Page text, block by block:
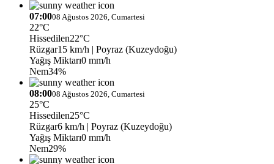
07:0008 Ağustos 2026, Cumartesi
22°C
Hissedilen22°C
Rüzgar15 km/h | Poyraz (Kuzeydoğu)
Yağış Miktarı0 mm/h
Nem34%
08:0008 Ağustos 2026, Cumartesi
25°C
Hissedilen25°C
Rüzgar6 km/h | Poyraz (Kuzeydoğu)
Yağış Miktarı0 mm/h
Nem29%